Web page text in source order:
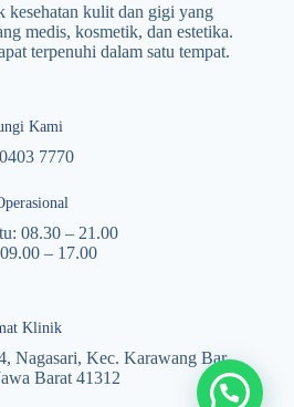
kulit dan gigi yang
medis, kosmetik, dan estetika.
terpenuhi dalam satu tempat.
Kami
7770
08.30 – 21.00
– 17.00
Klinik
Nagasari, Kec. Karawang Bar.,
Barat 41312